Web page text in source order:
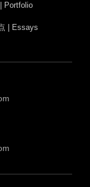
Portfolio
| Essays